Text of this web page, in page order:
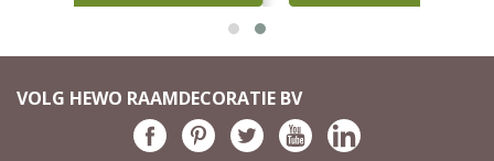
VOLG HEWO RAAMDECORATIE BV